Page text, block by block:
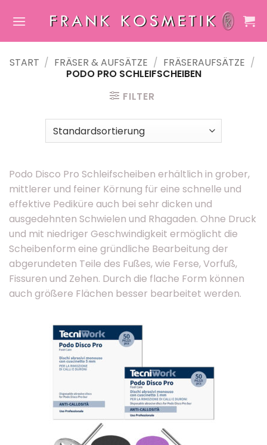
Inhalt
START / FRÄSER & AUFSÄTZE / FRÄSERAUFSÄTZE /
PODO PRO SCHLEIFSCHEIBEN
FILTER
Podo Disco Pro Schleifscheiben erhältlich in grober,
mittlerer und feiner Körnung für eine schnelle und
effektive Pediküre auch bei sehr dicken und
ausgedehnten Schwielen und Rhagaden. Ohne Druck
und mit niedriger Geschwindigkeit ermöglicht die
Scheibenform eine gründliche Bearbeitung der
abgerundeten Teile des Fußes, wie Ferse, Vorfuß,
Fissuren und Zehen. Durch die flache Form können
auch größere Flächen besser bearbeitet werden.